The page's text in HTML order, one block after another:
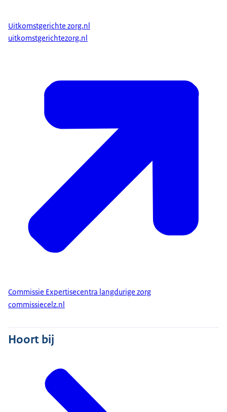
Uitkomstgerichte zorg.nl
uitkomstgerichtezorg.nl
Commissie Expertisecentra langdurige zorg
commissiecelz.nl
Hoort bij